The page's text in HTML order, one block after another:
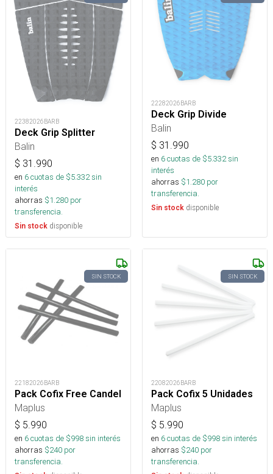
22382026BARB
Deck Grip Splitter
Balin
$ 31.990
en 6cuotas de $5.332sin
interés
ahorras $1.280 por
transferencia.
Sin stock disponible
22282026BARB
Deck Grip Divide
Balin
$ 31.990
en 6cuotas de $5.332sin
interés
ahorras $1.280 por
transferencia.
Sin stock disponible
SIN STOCK
22182026BARB
Pack Cofix Free Candel
Maplus
$ 5.990
en 6cuotas de $998sin interés
ahorras $240 por
transferencia.
SIN STOCK
22082026BARB
Pack Cofix 5 Unidades
Maplus
$ 5.990
en 6cuotas de $998sin interés
ahorras $240 por
transferencia.